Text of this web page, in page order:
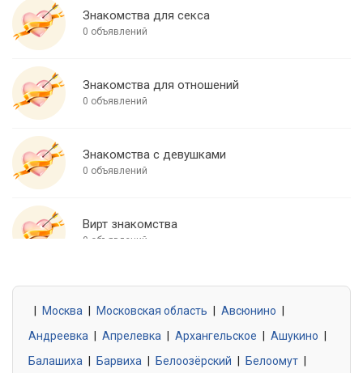
Знакомства для секса
0 объявлений
Знакомства для отношений
0 объявлений
Знакомства с девушками
0 объявлений
Вирт знакомства
0 объявлений
0 объявлений
Знакомства без обязательств
Москва Московская область Авсюнино
Андреевка
Апрелевка Архангельское Ашукино
Балашиха
Барвиха Белоозёрский Белоомут